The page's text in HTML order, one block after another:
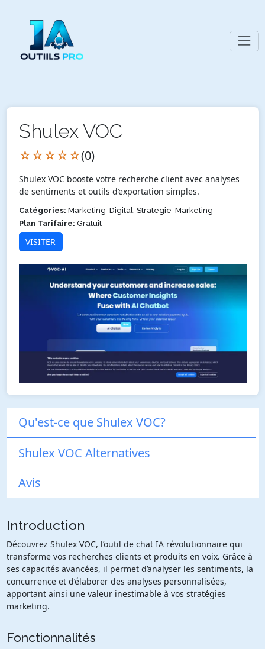
Shulex VOC
☆☆☆☆☆(0)
Shulex VOC booste votre recherche client avec analyses
de sentiments et outils d’exportation simples.
Catégories: Marketing-Digital, Strategie-Marketing
Plan Tarifaire: Gratuit
VISITER
Qu'est-ce que Shulex VOC?
Shulex VOC Alternatives
Avis
Introduction
Découvrez Shulex VOC, l’outil de chat IA révolutionnaire qui
transforme vos recherches clients et produits en voix. Grâce à
ses capacités avancées, il permet d’analyser les sentiments, la
concurrence et d’élaborer des analyses personnalisées,
apportant ainsi une valeur inestimable à vos stratégies
marketing.
Fonctionnalités